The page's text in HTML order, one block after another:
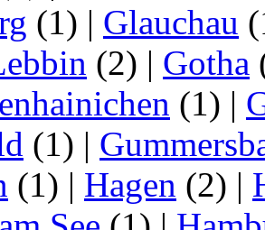
(1) | Glauchau
(2) | Gotha
(1) |
(1) |
(1) | Hagen (2) |